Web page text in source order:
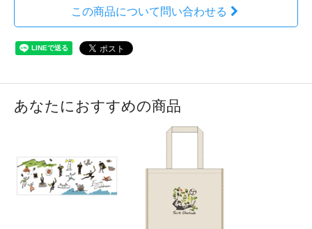
この商品について問い合わせる
あなたにおすすめの商品